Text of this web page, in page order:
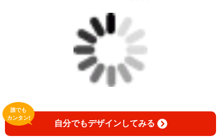
自分でもデザインしてみる
誰でも
カンタン!